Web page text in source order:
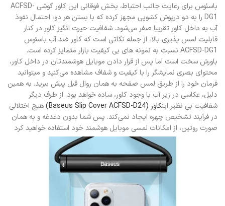
باسئوس برای رعایت جانب احتیاط، بخش فوقانی این کاور گوشی ACFSD-
DG1 را به دو درپوش کشویی مجهز کرده که با بستن هر دو، احتمال نفوذ
آب به داخل کاور تقریبا صفر می‌شود. شفافیت حیرت انگیز کاور در کنار
قابلیت لمس پذیری بالا، از جمله نکاتی است که کاور ضد آب باسئوس
ACFSD-DG1 نسبت به نمونه های بی کیفیت بازار متمایز کرده است.
باورش سخت است اما پس از قرار دادن موبایل هوشمندتان در داخل کاور،
محتوای بصری نمایشگر را با کیفیت و شفاف مشاهده می‌کنید و میتوانید
فرمان خود را از طریق لمس صفحه به همان روال قبل پیش ببرید. به همین
دلیل، عکاسی در زیر آب با وجود کاور، ساده خواهد بود. از طرف دیگر
شفافیت بی نظیر اینکاور (Baseus Slip Cover ACFSD-D24)
هیچ اختلالی
در فرآیند تشخیص چهره ایجاد نمی‌کند. پس شما بدون دغدغه و به همان
صورت روتین، از امکانات لمسی موبایل هوشمند خود استفاده خواهید کرد